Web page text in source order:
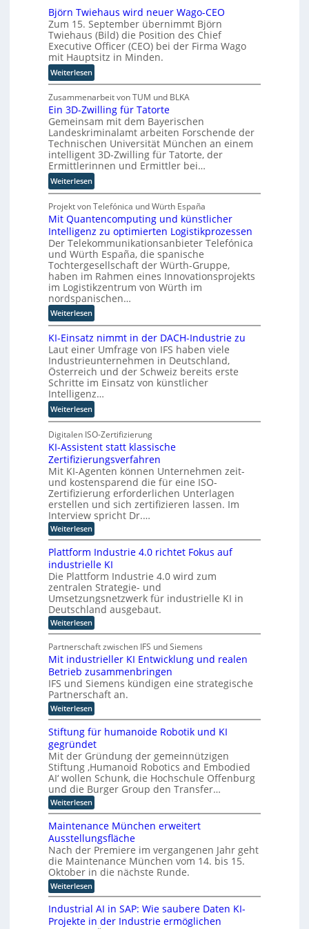
u
s
b
a
u
c
h
e
n
R
o
t
e
r
-
H
e
r
s
l
l
e
r
n
o
m
a
t
i
s
i
e
r
u
n
g
s
l
ö
u
n
g
e
n
Björn Twiehaus wird neuer Wago-CEO
Zum 15. September übernimmt Björn
Twiehaus (Bild) die Position des Chief
Executive Officer (CEO) bei der Firma Wago
mit Hauptsitz in Minden.
Weiterlesen:
B
j
ö
r
n
T
w
i
e
h
a
u
s
w
i
r
d
n
e
u
r
W
a
g
o
-
C
E
O
Zusammenarbeit von TUM und BLKA
Ein 3D-Zwilling für Tatorte
Gemeinsam mit dem Bayerischen
Landeskriminalamt arbeiten Forschende der
Technischen Universität München an einem
intelligent 3D-Zwilling für Tatorte, der
Ermittlerinnen und Ermittler bei…
Weiterlesen:
E
i
n
3
D
-
Z
w
i
l
l
i
n
g
f
ü
r
T
a
r
t
e
Projekt von Telefónica und Würth España
Mit Quantencomputing und künstlicher
Intelligenz zu optimierten Logistikprozessen
Der Telekommunikationsanbieter Telefónica
und Würth España, die spanische
Tochtergesellschaft der Würth-Gruppe,
haben im Rahmen eines Innovationsprojekts
im Logistikzentrum von Würth im
nordspanischen…
Weiterlesen:
M
i
t
Q
u
a
n
t
e
n
c
o
m
p
u
t
i
n
g
u
n
d
k
ü
n
s
t
l
i
c
h
e
r
I
n
t
e
l
l
i
g
e
n
z
z
u
o
p
t
KI-Einsatz nimmt in der DACH-Industrie zu
Laut einer Umfrage von IFS haben viele
Industrieunternehmen in Deutschland,
Österreich und der Schweiz bereits erste
Schritte im Einsatz von künstlicher
Intelligenz…
Weiterlesen:
K
I
-
E
i
n
s
a
t
z
m
m
t
i
n
d
e
r
D
A
C
H
-
I
n
d
u
s
t
r
e
z
u
Digitalen ISO-Zertifizierung
KI-Assistent statt klassische
Zertifizierungsverfahren
Mit KI-Agenten können Unternehmen zeit-
und kostensparend die für eine ISO-
Zertifizierung erforderlichen Unterlagen
erstellen und sich zertifizieren lassen. Im
Interview spricht Dr.…
Weiterlesen:
K
-
A
s
i
s
t
e
n
t
s
t
a
t
t
k
l
a
s
s
i
s
c
h
e
Z
e
t
i
f
i
z
i
e
r
u
n
g
Plattform Industrie 4.0 richtet Fokus auf
industrielle KI
Die Plattform Industrie 4.0 wird zum
zentralen Strategie- und
Umsetzungsnetzwerk für industrielle KI in
Deutschland ausgebaut.
Weiterlesen:
P
a
t
t
f
o
r
m
I
n
d
u
s
t
r
i
e
4
.
0
r
i
c
h
t
e
t
F
o
k
Partnerschaft zwischen IFS und Siemens
Mit industrieller KI Entwicklung und realen
Betrieb zusammenbringen
IFS und Siemens kündigen eine strategische
Partnerschaft an.
Weiterlesen:
M
i
t
i
n
d
u
s
t
r
i
e
l
e
r
K
I
E
t
w
Stiftung für humanoide Robotik und KI
gegründet
Mit der Gründung der gemeinnützigen
Stiftung ‚Humanoid Robotics and Embodied
AI‘ wollen Schunk, die Hochschule Offenburg
und die Burger Group den Transfer…
Weiterlesen:
S
i
f
t
u
n
g
f
ü
r
h
Maintenance München erweitert
Ausstellungsfläche
Nach der Premiere im vergangenen Jahr geht
die Maintenance München vom 14. bis 15.
Oktober in die nächste Runde.
Weiterlesen:
M
a
i
n
Industrial AI in SAP: Wie saubere Daten KI-
Projekte in der Industrie ermöglichen